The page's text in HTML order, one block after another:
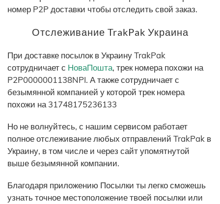
номер P2P доставки чтобы отследить свой заказ.
Отслеживание TrakPak Украина
При доставке посылок в Украину TrakPak
сотрудничает с НоваПошта, трек номера похожи на
P2P0000001138NPI. А также сотрудничает с
безымянной компанией у которой трек номера
похожи на 31748175236133
Но не волнуйтесь, с нашим сервисом работает
полное отслеживание любых отправлений TrakPak в
Украину, в том числе и через сайт упомятнутой
выше безымянной компании.
Благодаря приложению Посылки ты легко сможешь
узнать точное местоположение твоей посылки или